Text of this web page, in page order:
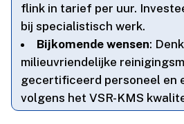
flink in tarief per uur.​
bij specialistisch werk.​
Bijkomende wensen:
milieuvriendelijke
gecertificeerd personeel en
volgens het VSR-KMS